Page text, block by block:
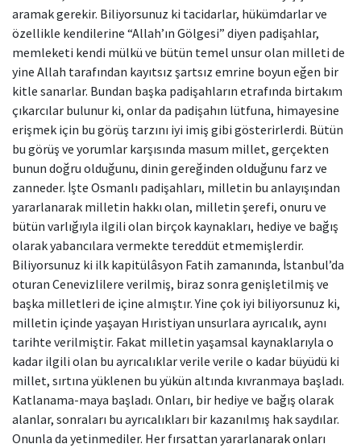
aramak gerekir. Biliyorsunuz ki tacidarlar, hükümdarlar ve
özellikle kendilerine “Allah’ın Gölgesi” diyen padişahlar,
memleketi kendi mülkü ve bütün temel unsur olan milleti de
yine Allah tarafından kayıtsız şartsız emrine boyun eğen bir
kitle sanarlar. Bundan başka padişahların etrafında birtakım
çıkarcılar bulunur ki, onlar da padişahın lütfuna, himayesine
erişmek için bu görüş tarzını iyi imiş gibi gösterirlerdi. Bütün
bu görüş ve yorumlar karşısında masum millet, gerçekten
bunun doğru olduğunu, dinin gereğinden olduğunu farz ve
zanneder. İşte Osmanlı padişahları, milletin bu anlayışından
yararlanarak milletin hakkı olan, milletin şerefi, onuru ve
bütün varlığıyla ilgili olan birçok kaynakları, hediye ve bağış
olarak yabancılara vermekte tereddüt etmemişlerdir.
Biliyorsunuz ki ilk kapitülâsyon Fatih zamanında, İstanbul’da
oturan Cenevizlilere verilmiş, biraz sonra genişletilmiş ve
başka milletleri de içine almıştır. Yine çok iyi biliyorsunuz ki,
milletin içinde yaşayan Hıristiyan unsurlara ayrıcalık, aynı
tarihte verilmiştir. Fakat milletin yaşamsal kaynaklarıyla o
kadar ilgili olan bu ayrıcalıklar verile verile o kadar büyüdü ki
millet, sırtına yüklenen bu yükün altında kıvranmaya başladı.
Katlanama-maya başladı. Onları, bir hediye ve bağış olarak
alanlar, sonraları bu ayrıcalıkları bir kazanılmış hak saydılar.
Onunla da yetinmediler. Her fırsattan yararlanarak onları